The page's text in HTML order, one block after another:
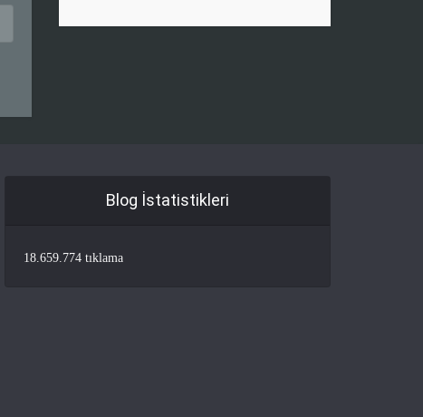
Blog İstatistikleri
18.659.774 tıklama